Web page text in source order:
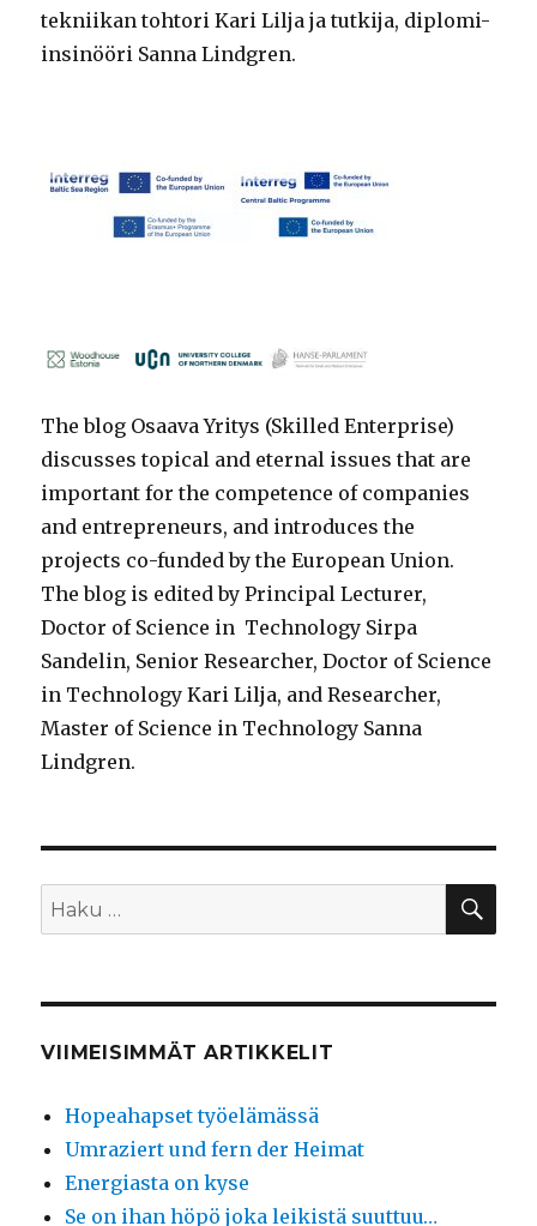
tekniikan tohtori Kari Lilja ja tutkija, diplomi-
insinööri Sanna Lindgren.
The blog Osaava Yritys (Skilled Enterprise)
discusses topical and eternal issues that are
important for the competence of companies
and entrepreneurs, and introduces the
projects co-funded by the European Union.
The blog is edited by Principal Lecturer,
Doctor of Science in Technology Sirpa
Sandelin, Senior Researcher, Doctor of Science
in Technology Kari Lilja, and Researcher,
Master of Science in Technology Sanna
Lindgren.
Etsi:
VIIMEISIMMÄT ARTIKKELIT
Hopeahapset työelämässä
Umraziert und fern der Heimat
Energiasta on kyse
Se on ihan höpö joka leikistä suuttuu…